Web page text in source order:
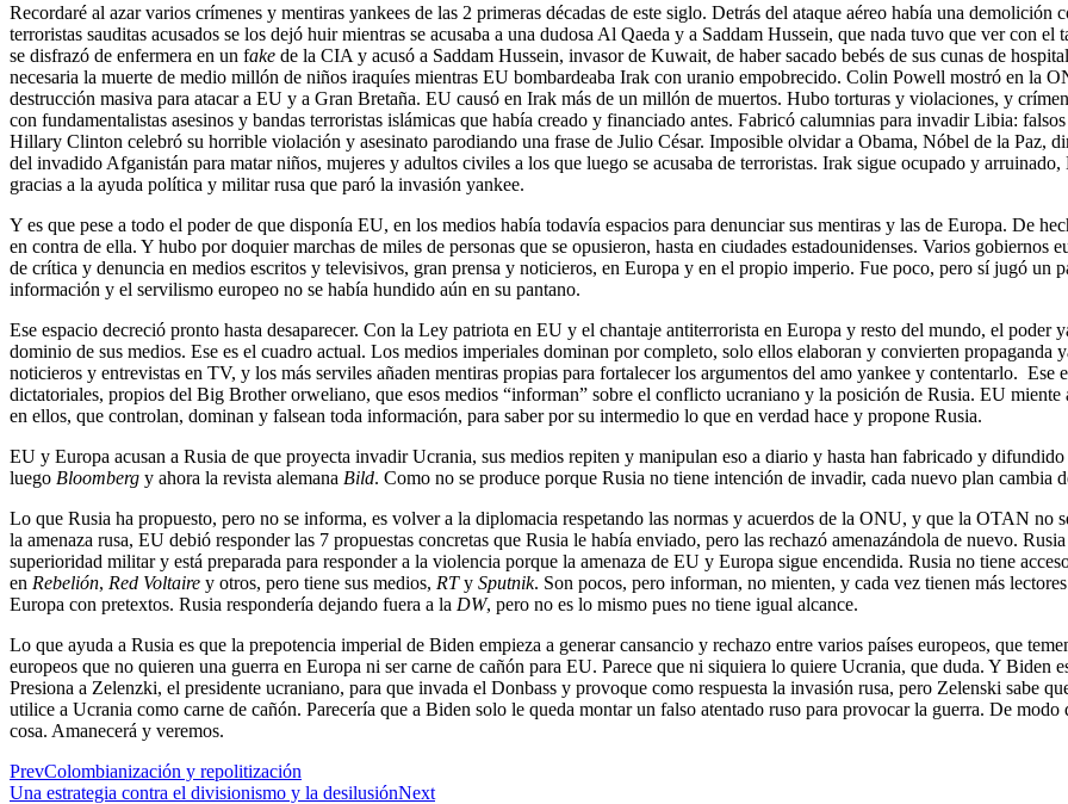
Recordaré al azar varios crímenes y mentiras yankees de las 2 primeras décadas de este siglo. Detrás del ataque aéreo había una
terroristas sauditas acusados se los dejó huir mientras se acusaba a una dudosa Al Qaeda y a Saddam Hussein, que nada tuvo que ver con
se disfrazó de enfermera en un fake de la CIA y acusó a Saddam Hussein, invasor de Kuwait, de haber sacado bebés de sus cunas de
necesaria la muerte de medio millón de niños iraquíes mientras EU bombardeaba Irak con uranio empobrecido. Colin Powell mostró en la
destrucción masiva para atacar a EU y a Gran Bretaña. EU causó en Irak más de un millón de muertos. Hubo torturas y violaciones, y
con fundamentalistas asesinos y bandas terroristas islámicas que había creado y financiado antes. Fabricó calumnias para invadir Libia:
Hillary Clinton celebró su horrible violación y asesinato parodiando una frase de Julio César. Imposible olvidar a Obama, Nóbel de la Paz,
del invadido Afganistán para matar niños, mujeres y adultos civiles a los que luego se acusaba de terroristas. Irak sigue ocupado y
gracias a la ayuda política y militar rusa que paró la invasión yankee.
Y es que pese a todo el poder de que disponía EU, en los medios había todavía espacios para denunciar sus mentiras y las de Europa. De
en contra de ella. Y hubo por doquier marchas de miles de personas que se opusieron, hasta en ciudades estadounidenses. Varios gobiernos
de crítica y denuncia en medios escritos y televisivos, gran prensa y noticieros, en Europa y en el propio imperio. Fue poco, pero sí jugó
información y el servilismo europeo no se había hundido aún en su pantano.
Ese espacio decreció pronto hasta desaparecer. Con la Ley patriota en EU y el chantaje antiterrorista en Europa y resto del mundo, el poder
dominio de sus medios. Ese es el cuadro actual. Los medios imperiales dominan por completo, solo ellos elaboran y convierten
noticieros y entrevistas en TV, y los más serviles añaden mentiras propias para fortalecer los argumentos del amo yankee y contentarlo. Ese
dictatoriales, propios del Big Brother orweliano, que esos medios “informan” sobre el conflicto ucraniano y la posición de Rusia. EU
en ellos, que controlan, dominan y falsean toda información, para saber por su intermedio lo que en verdad hace y propone Rusia.
EU y Europa acusan a Rusia de que proyecta invadir Ucrania, sus medios repiten y manipulan eso a diario y hasta han fabricado y
luego Bloomberg y ahora la revista alemana Bild. Como no se produce porque Rusia no tiene intención de invadir, cada nuevo plan cambia
Lo que Rusia ha propuesto, pero no se informa, es volver a la diplomacia respetando las normas y acuerdos de la ONU, y que la OTAN no
la amenaza rusa, EU debió responder las 7 propuestas concretas que Rusia le había enviado, pero las rechazó amenazándola de nuevo.
superioridad militar y está preparada para responder a la violencia porque la amenaza de EU y Europa sigue encendida. Rusia no tiene
en Rebelión, Red Voltaire y otros, pero tiene sus medios, RTy Sputnik. Son pocos, pero informan, no mienten, y cada vez tienen más
Europa con pretextos. Rusia respondería dejando fuera a la DW, pero no es lo mismo pues no tiene igual alcance.
Lo que ayuda a Rusia es que la prepotencia imperial de Biden empieza a generar cansancio y rechazo entre varios países europeos, que
europeos que no quieren una guerra en Europa ni ser carne de cañón para EU. Parece que ni siquiera lo quiere Ucrania, que duda. Y Biden
Presiona a Zelenzki, el presidente ucraniano, para que invada el Donbass y provoque como respuesta la invasión rusa, pero Zelenski sabe
utilice a Ucrania como carne de cañón. Parecería que a Biden solo le queda montar un falso atentado ruso para provocar la guerra. De
cosa. Amanecerá y veremos.
PrevColombianización y repolitización
Una estrategia contra el divisionismo y la desilusiónNext